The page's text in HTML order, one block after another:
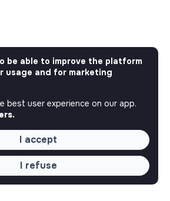
be able to improve the platform
usage and for marketing
best user experience on our app.
I accept
I refuse